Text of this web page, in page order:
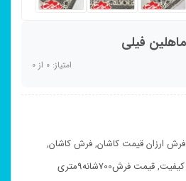
امتیاز: 0 از 0
فرش ارزان قیمت کاشان,فرش کاشان,
,قیمت فرش700شانه9متری